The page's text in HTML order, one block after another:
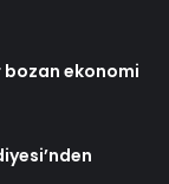
bozan ekonomi